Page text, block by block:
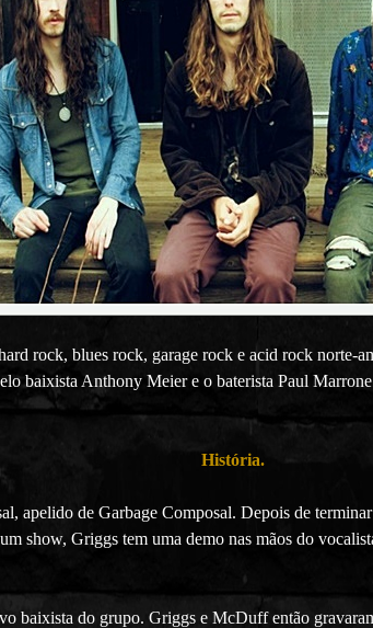
rock, blues rock, garage rock e acid rock norte-
baixista Anthony Meier e o baterista Paul
História.
apelido de Garbage Composal. Depois de
show, Griggs tem uma demo nas mãos do
do grupo. Griggs e McDuff então